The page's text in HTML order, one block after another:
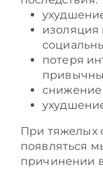
изоляция
потеря
снижение
При тяжелых
появляться
причинении